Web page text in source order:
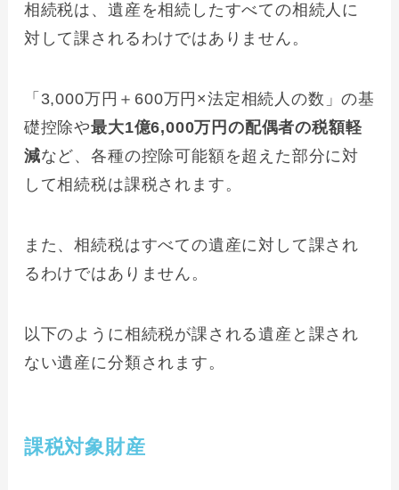
相続税は、遺産を相続したすべての相続人に
対して課されるわけではありません。
「3,000万円＋600万円×法定相続人の数」の基
礎控除や最大1億6,000万円の配偶者の税額軽
減など、各種の控除可能額を超えた部分に対
して相続税は課税されます。
また、相続税はすべての遺産に対して課され
るわけではありません。
以下のように相続税が課される遺産と課され
ない遺産に分類されます。
課税対象財産